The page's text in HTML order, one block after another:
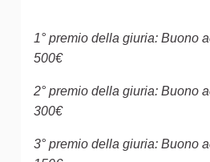
1° premio della giuria: Buono
500€
2° premio della giuria: Buono
300€
3° premio della giuria: Buono